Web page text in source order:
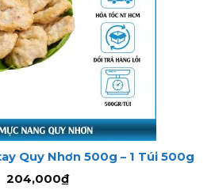
Quy Nhơn 500g – 1 Túi 500g
204,000₫